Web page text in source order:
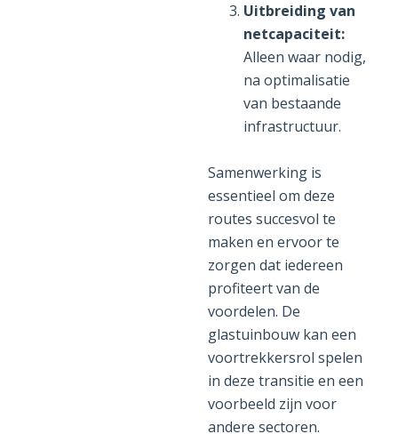
Uitbreiding van
netcapaciteit:
Alleen waar nodig,
na optimalisatie
van bestaande
infrastructuur.
Samenwerking is
essentieel om deze
routes succesvol te
maken en ervoor te
zorgen dat iedereen
profiteert van de
voordelen. De
glastuinbouw kan een
voortrekkersrol spelen
in deze transitie en een
voorbeeld zijn voor
andere sectoren.